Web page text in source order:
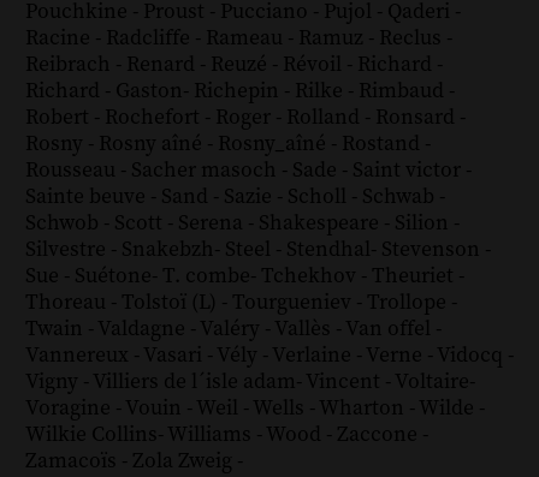
Pouchkine - Proust - Pucciano - Pujol - Qaderi -
Racine - Radcliffe - Rameau - Ramuz - Reclus -
Reibrach - Renard - Reuzé - Révoil - Richard -
Richard - Gaston- Richepin - Rilke - Rimbaud -
Robert - Rochefort - Roger - Rolland - Ronsard -
Rosny - Rosny aîné - Rosny_aîné - Rostand -
Rousseau - Sacher masoch - Sade - Saint victor -
Sainte beuve - Sand - Sazie - Scholl - Schwab -
Schwob - Scott - Serena - Shakespeare - Silion -
Silvestre - Snakebzh- Steel - Stendhal- Stevenson -
Sue - Suétone- T. combe- Tchekhov - Theuriet -
Thoreau - Tolstoï (L) - Tourgueniev - Trollope -
Twain - Valdagne - Valéry - Vallès - Van offel -
Vannereux - Vasari - Vély - Verlaine - Verne - Vidocq -
Vigny - Villiers de l´isle adam- Vincent - Voltaire-
Voragine - Vouin - Weil - Wells - Wharton - Wilde -
Wilkie Collins- Williams - Wood - Zaccone -
Zamacoïs - Zola Zweig -